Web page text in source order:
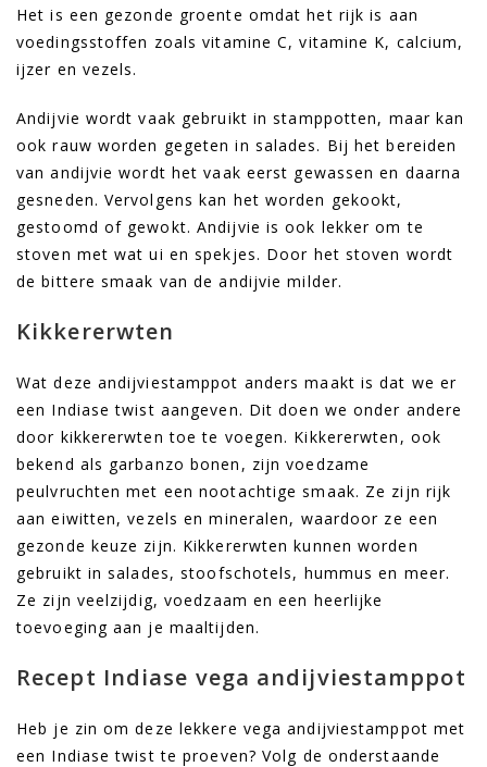
Het is een gezonde groente omdat het rijk is aan
voedingsstoffen zoals vitamine C, vitamine K, calcium,
ijzer en vezels.
Andijvie wordt vaak gebruikt in stamppotten, maar kan
ook rauw worden gegeten in salades. Bij het bereiden
van andijvie wordt het vaak eerst gewassen en daarna
gesneden. Vervolgens kan het worden gekookt,
gestoomd of gewokt. Andijvie is ook lekker om te
stoven met wat ui en spekjes. Door het stoven wordt
de bittere smaak van de andijvie milder.
Kikkererwten
Wat deze andijviestamppot anders maakt is dat we er
een Indiase twist aangeven. Dit doen we onder andere
door kikkererwten toe te voegen. Kikkererwten, ook
bekend als garbanzo bonen, zijn voedzame
peulvruchten met een nootachtige smaak. Ze zijn rijk
aan eiwitten, vezels en mineralen, waardoor ze een
gezonde keuze zijn. Kikkererwten kunnen worden
gebruikt in salades, stoofschotels, hummus en meer.
Ze zijn veelzijdig, voedzaam en een heerlijke
toevoeging aan je maaltijden.
Recept Indiase vega andijviestamppot
Heb je zin om deze lekkere vega andijviestamppot met
een Indiase twist te proeven? Volg de onderstaande